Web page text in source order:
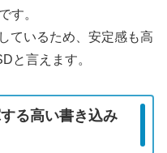
す。
ているため、安定感も高
と言えます。
る高い書き込み